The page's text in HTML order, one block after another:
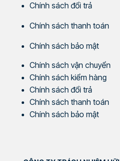
Chính sách đổi trả
Chính sách thanh toán
Chính sách bảo mật
Chính sách vận chuyển
Chính sách kiểm hàng
Chính sách đổi trả
Chính sách thanh toán
Chính sách bảo mật